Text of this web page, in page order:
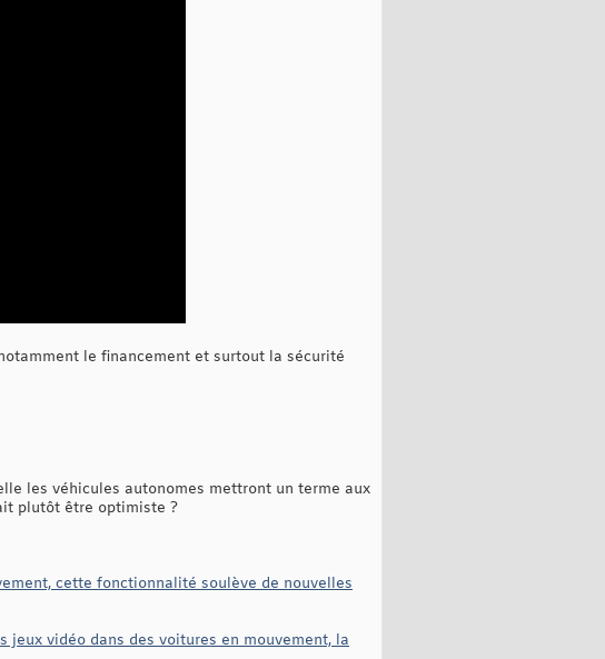
le financement et surtout la sécurité
les véhicules autonomes mettront un terme aux
plutôt être optimiste ?
cette fonctionnalité soulève de nouvelles
jeux vidéo dans des voitures en mouvement, la